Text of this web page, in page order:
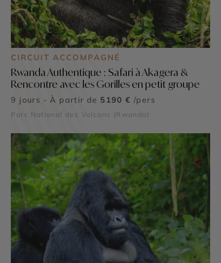
CIRCUIT ACCOMPAGNÉ
Rwanda Authentique : Safari à Akagera &
Rencontre avec les Gorilles en petit groupe
9 jours - À partir de 5190 € /pers
Parc National des Volcans (Rwanda)